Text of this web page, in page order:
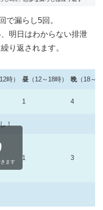
で漏らし5回。
明日はわからない排泄
り返されます。
時） 昼 （12～18時） 晩（18～
1 4
！
1 3
ます